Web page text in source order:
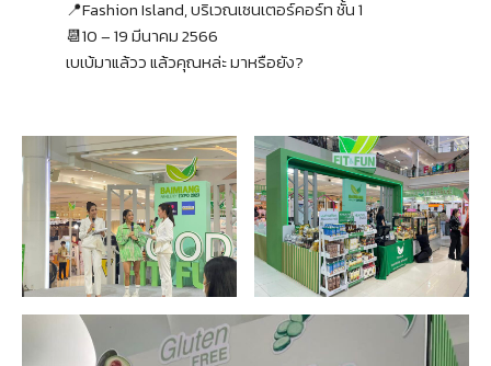
📍Fashion Island, บริเวณเซนเตอร์คอร์ท ชั้น 1
📆10 – 19 มีนาคม 2566
เบเบ้มาแล้วว แล้วคุณหล่ะ มาหรือยัง?